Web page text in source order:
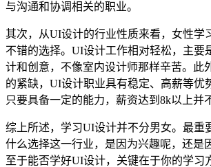
与沟通和协调相关的职业。
其次，从UI设计的行业性质来看，女性学
不错的选择。UI设计工作相对轻松，主要
计和创意，不像室内设计师那样辛苦。此
的紧缺，UI设计职业具有稳定、高薪等优
只要具备一定的能力，薪资达到8k以上并
综上所述，学习UI设计并不分男女。最重
什么选择这一行业，是因为兴趣呢，还是
至于能否学好UI设计，关键在于你的学习